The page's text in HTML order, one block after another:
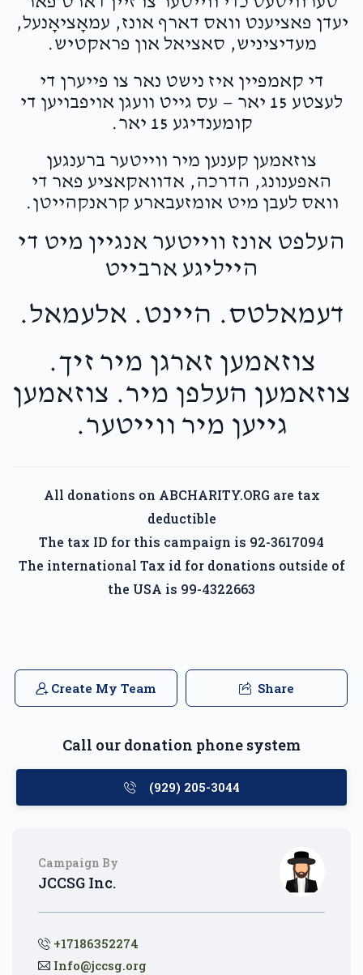
יעדן פאציענט וואס דארף אונז, עמאָציאָנעל,
מעדיציניש, סאציאל און פראקטיש.
די קאמפיין איז נישט נאר צו פייערן די
לעצטע 15 יאר — עס גייט וועגן אויפבויען די
קומענדיגע 15 יאר.
צוזאמען קענען מיר ווייטער ברענגען
האפענונג, הדרכה, אדוואקאציע פאר די
וואס לעבן מיט אומזעבארע קראנקהייטן.
העלפט אונז ווייטער אנגיין מיט די
הייליגע ארבייט
דעמאלטס. היינט. אלעמאל.
צוזאמען זארגן מיר זיך.
צוזאמען העלפן מיר. צוזאמען
גייען מיר ווייטער.
All donations on ABCHARITY.ORG are tax
deductible
The tax ID for this campaign is 92-3617094
The international Tax id for donations outside of
the USA is 99-4322663
Create My Team Share
Call our donation phone system
(929) 205-3044
Campaign By
JCCSG Inc.
+17186352274
Info@jccsg.org